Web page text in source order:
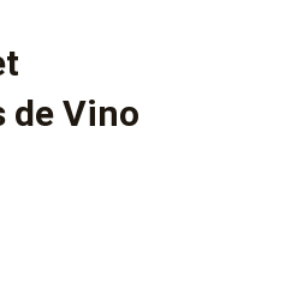
de Vino